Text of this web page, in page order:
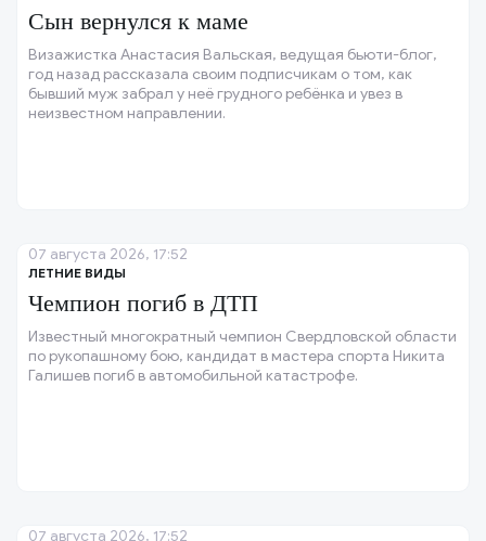
Сын вернулся к маме
Визажистка Анастасия Вальская, ведущая бьюти-блог,
год назад рассказала своим подписчикам о том, как
бывший муж забрал у неё грудного ребёнка и увез в
неизвестном направлении.
ЛЕТНИЕ ВИДЫ
Чемпион погиб в ДТП
Известный многократный чемпион Свердловской области
по рукопашному бою, кандидат в мастера спорта Никита
Галишев погиб в автомобильной катастрофе.
07 августа 2026, 17:52
07 августа 2026, 17:52